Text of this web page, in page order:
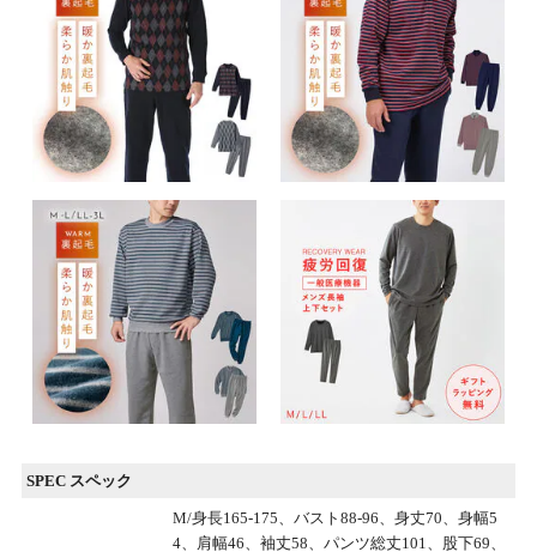
SPEC スペック
M/身長165-175、バスト88-96、身丈70、身幅5
4、肩幅46、袖丈58、パンツ総丈101、股下69、